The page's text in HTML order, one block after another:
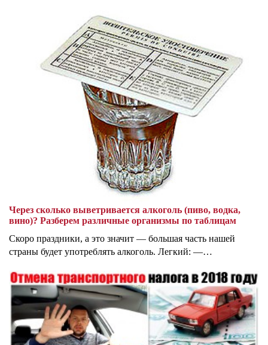
Через сколько выветривается алкоголь (пиво, водка,
вино)? Разберем различные организмы по таблицам
Скоро праздники, а это значит — большая часть нашей
страны будет употреблять алкоголь. Легкий: —…